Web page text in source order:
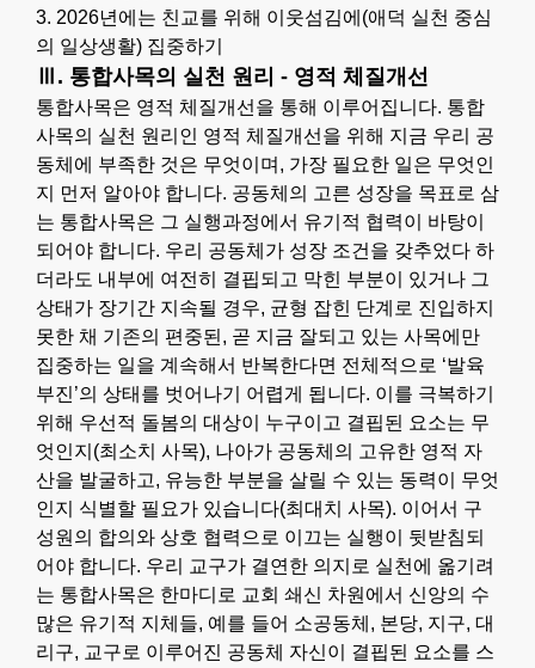
3. 2026년에는 친교를 위해 이웃섬김에(애덕 실천 중심
의 일상생활) 집중하기
Ⅲ. 통합사목의 실천 원리 - 영적 체질개선
통합사목은 영적 체질개선을 통해 이루어집니다. 통합
사목의 실천 원리인 영적 체질개선을 위해 지금 우리 공
동체에 부족한 것은 무엇이며, 가장 필요한 일은 무엇인
지 먼저 알아야 합니다. 공동체의 고른 성장을 목표로 삼
는 통합사목은 그 실행과정에서 유기적 협력이 바탕이
되어야 합니다. 우리 공동체가 성장 조건을 갖추었다 하
더라도 내부에 여전히 결핍되고 막힌 부분이 있거나 그
상태가 장기간 지속될 경우, 균형 잡힌 단계로 진입하지
못한 채 기존의 편중된, 곧 지금 잘되고 있는 사목에만
집중하는 일을 계속해서 반복한다면 전체적으로 ‘발육
부진’의 상태를 벗어나기 어렵게 됩니다. 이를 극복하기
위해 우선적 돌봄의 대상이 누구이고 결핍된 요소는 무
엇인지(최소치 사목), 나아가 공동체의 고유한 영적 자
산을 발굴하고, 유능한 부분을 살릴 수 있는 동력이 무엇
인지 식별할 필요가 있습니다(최대치 사목). 이어서 구
성원의 합의와 상호 협력으로 이끄는 실행이 뒷받침되
어야 합니다. 우리 교구가 결연한 의지로 실천에 옮기려
는 통합사목은 한마디로 교회 쇄신 차원에서 신앙의 수
많은 유기적 지체들, 예를 들어 소공동체, 본당, 지구, 대
리구, 교구로 이루어진 공동체 자신이 결핍된 요소를 스